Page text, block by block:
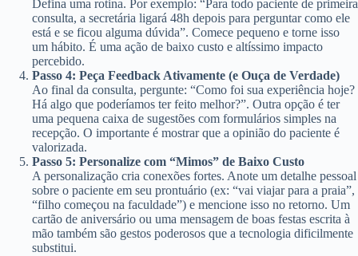
Defina uma rotina. Por exemplo: “Para todo paciente de primeira
consulta, a secretária ligará 48h depois para perguntar como ele
está e se ficou alguma dúvida”. Comece pequeno e torne isso
um hábito. É uma ação de baixo custo e altíssimo impacto
percebido.
Passo 4: Peça Feedback Ativamente (e Ouça de Verdade)
Ao final da consulta, pergunte: “Como foi sua experiência hoje?
Há algo que poderíamos ter feito melhor?”. Outra opção é ter
uma pequena caixa de sugestões com formulários simples na
recepção. O importante é mostrar que a opinião do paciente é
valorizada.
Passo 5: Personalize com “Mimos” de Baixo Custo
A personalização cria conexões fortes. Anote um detalhe pessoal
sobre o paciente em seu prontuário (ex: “vai viajar para a praia”,
“filho começou na faculdade”) e mencione isso no retorno. Um
cartão de aniversário ou uma mensagem de boas festas escrita à
mão também são gestos poderosos que a tecnologia dificilmente
substitui.